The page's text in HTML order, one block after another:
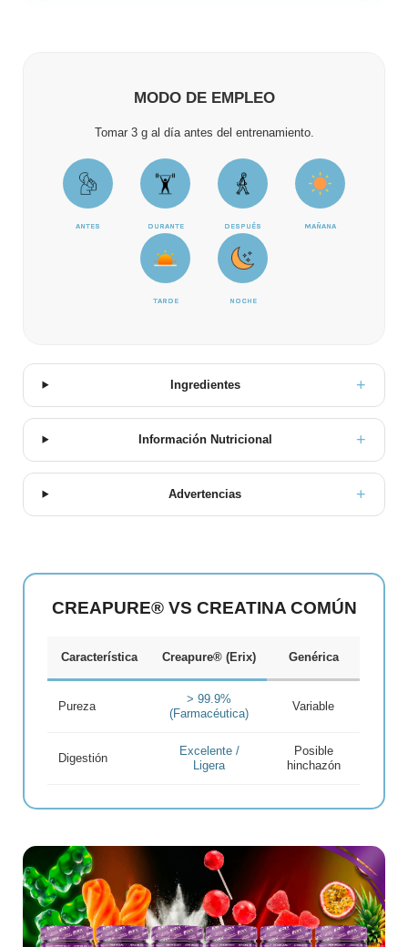
MODO DE EMPLEO
Tomar 3 g al día antes del entrenamiento.
ANTES DURANTE DESPUÉS MAÑANA
TARDE NOCHE
Ingredientes
Información Nutricional
Advertencias
CREAPURE® VS CREATINA COMÚN
Característica Creapure® (Erix) Genérica
Pureza
> 99.9%
(Farmacéutica)
Variable
Digestión
Excelente /
Ligera
Posible
hinchazón